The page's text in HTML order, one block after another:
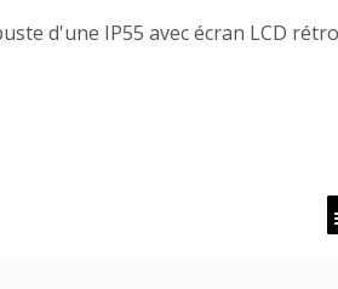
d'une IP55 avec écran LCD